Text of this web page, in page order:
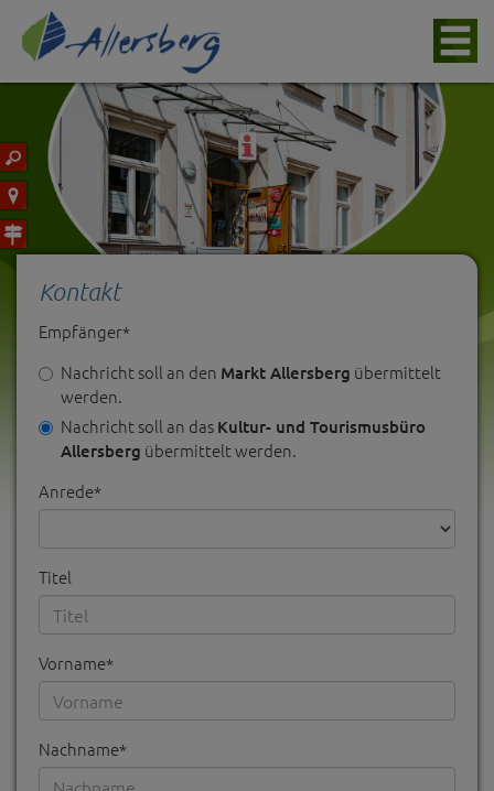
Kontakt
Empfänger*
Nachricht soll an den Markt Allersberg übermittelt
werden.
Nachricht soll an das Kultur- und Tourismusbüro
Allersberg übermittelt werden.
Anrede*
Titel
Vorname*
Nachname*